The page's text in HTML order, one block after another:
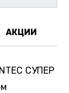
АКЦИИ
СУПЕР